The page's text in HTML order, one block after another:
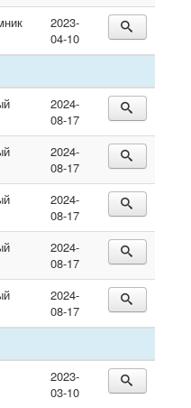
2023-
04-10
2024-
08-17
2024-
08-17
2024-
08-17
2024-
08-17
2024-
08-17
2023-
03-10